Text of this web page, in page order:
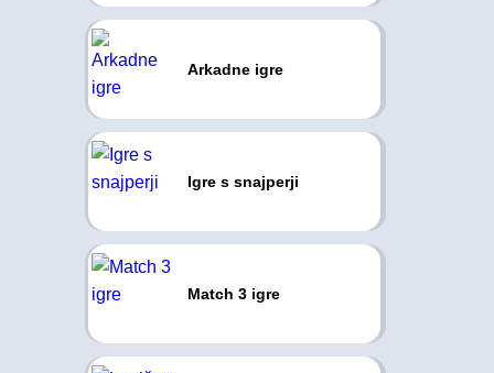
Arkadne igre
Igre s snajperji
Match 3 igre